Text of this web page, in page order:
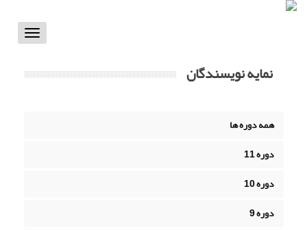
Toggle
نمایه نویسندگان
همه دوره ها
دوره 11
دوره 10
دوره 9